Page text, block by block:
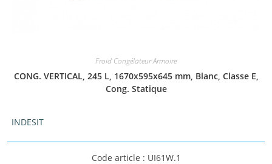
Froid Congélateur Armoire
CONG. VERTICAL, 245 L, 1670x595x645 mm, Blanc, Classe E,
Cong. Statique
INDESIT
Code article : UI61W.1